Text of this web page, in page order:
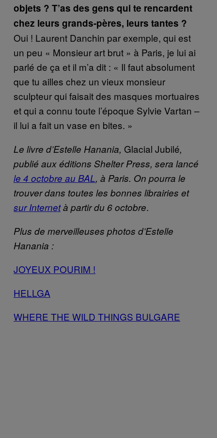
objets ? T’as des gens qui te rencardent
chez leurs grands-pères, leurs tantes ?
Oui ! Laurent Danchin par exemple, qui est
un peu « Monsieur art brut » à Paris, je lui ai
parlé de ça et il m’a dit : « Il faut absolument
que tu ailles chez un vieux monsieur
sculpteur qui faisait des masques mortuaires
et qui a connu toute l’époque Sylvie Vartan –
il lui a fait un vase en bites. »
Le livre d’Estelle Hanania, Glacial Jubilé,
publié aux éditions Shelter Press, sera lancé
le 4 octobre au BAL, à Paris. On pourra le
trouver dans toutes les bonnes librairies et
sur Internetà partir du 6 octobre.
Plus de merveilleuses photos d’Estelle
Hanania :
JOYEUX POURIM !
HELLGA
WHERE THE WILD THINGS BULGARE